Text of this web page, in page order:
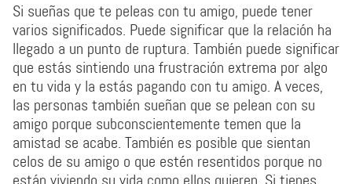
Si sueñas que te peleas con tu amigo, puede tener
varios significados. Puede significar que la relación ha
llegado a un punto de ruptura. También puede significar
que estás sintiendo una frustración extrema por algo
en tu vida y la estás pagando con tu amigo. A veces,
las personas también sueñan que se pelean con su
amigo porque subconscientemente temen que la
amistad se acabe. También es posible que sientan
celos de su amigo o que estén resentidos porque no